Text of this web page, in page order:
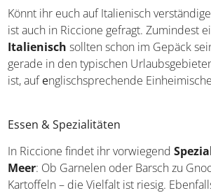
Ausflüge nach Rimini stehteine
bereit. Andere Orte Italiens erreicht ihr
mit dem Mietwagen.
Sprache & Verständigung
Könnt ihr euch auf Italienisch
ist auch in Riccione gefragt. Zumindest
Italienischsollten schon im Gepäck
gerade in den typischen
ist, aufenglischsprechende